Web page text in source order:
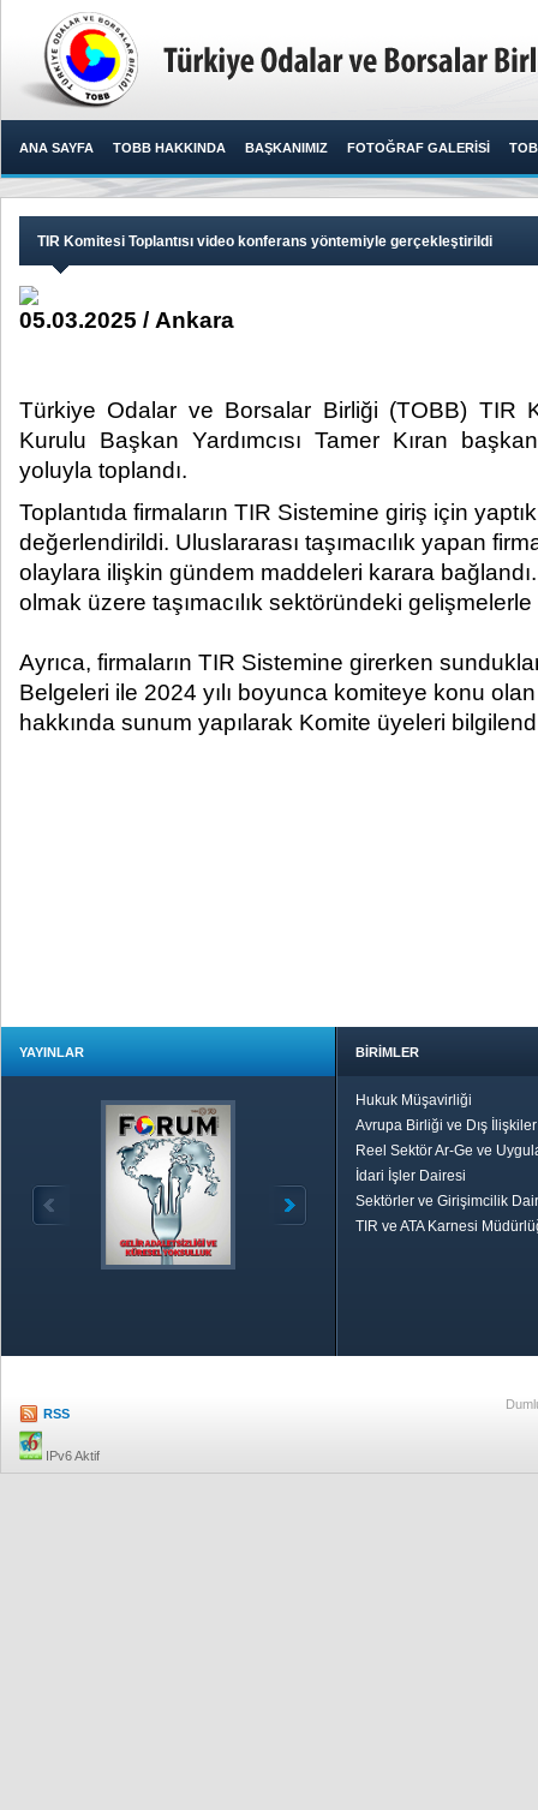
ANA SAYFA TOBB HAKKINDA BAŞKANIMIZ FOTOĞRAF GALERİSİ
TIR Komitesi Toplantısı video konferans yöntemiyle gerçekleştirildi
05.03.2025 / Ankara
Türkiye Odalar ve Borsalar Birliği (TOBB) TIR
Kurulu Başkan Yardımcısı Tamer Kıran
yoluyla toplandı.​
Toplantıda firmaların TIR Sistemine giriş için
değerlendirildi. Uluslararası taşımacılık yapan
olaylara ilişkin gündem maddeleri karara
olmak üzere taşımacılık sektöründeki gelişmelerle
Ayrıca, firmaların TIR Sistemine girerken
Belgeleri ile 2024 yılı boyunca komiteye konu
hakkında sunum yapılarak Komite üyeleri
YAYINLAR BİRİMLER
Hukuk Müşavirliği
Avrupa Birliği ve Dış
Reel Sektör Ar-Ge ve
İdari İşler Dairesi
Sektörler ve Girişimcilik
TIR ve ATA Karnesi
RSS
IPv6 Aktif